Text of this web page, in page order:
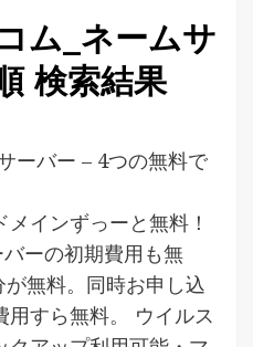
ム_ネームサ
検索結果
ーバー – 4つの無料で
インずっーと無料！
ーの初期費用も無
無料。同時お申し込
すら無料。 ウイルス